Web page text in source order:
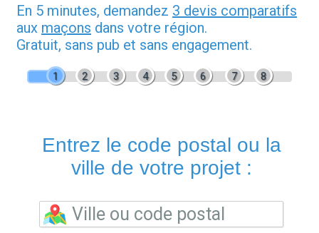
En 5 minutes, demandez 3 devis comparatifs
aux maçons dans votre région.
Gratuit, sans pub et sans engagement.
1 2 3 4 5 6 7 8
Entrez le code postal ou la
ville de votre projet :